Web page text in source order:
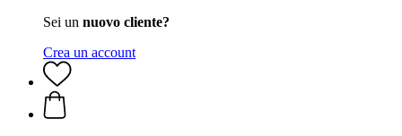
Sei un nuovo cliente?
Crea un account